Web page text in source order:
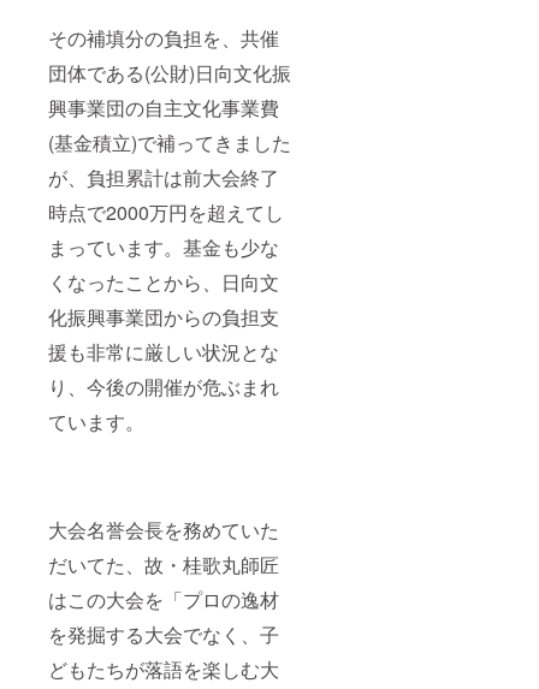
その補填分の負担を、共催
団体である(公財)日向文化振
興事業団の自主文化事業費
(基金積立)で補ってきました
が、負担累計は前大会終了
時点で2000万円を超えてし
まっています。基金も少な
くなったことから、日向文
化振興事業団からの負担支
援も非常に厳しい状況とな
り、今後の開催が危ぶまれ
ています。
大会名誉会長を務めていた
だいてた、故・桂歌丸師匠
はこの大会を「プロの逸材
を発掘する大会でなく、子
どもたちが落語を楽しむ大